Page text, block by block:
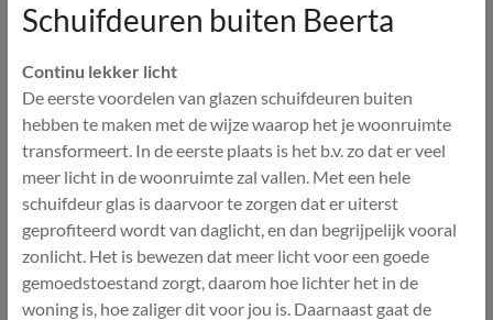
Schuifdeuren buiten Beerta
Continu lekker licht
De eerste voordelen van glazen schuifdeuren buiten
hebben te maken met de wijze waarop het je woonruimte
transformeert. In de eerste plaats is het b.v. zo dat er veel
meer licht in de woonruimte zal vallen. Met een hele
schuifdeur glas is daarvoor te zorgen dat er uiterst
geprofiteerd wordt van daglicht, en dan begrijpelijk vooral
zonlicht. Het is bewezen dat meer licht voor een goede
gemoedstoestand zorgt, daarom hoe lichter het in de
woning is, hoe zaliger dit voor jou is. Daarnaast gaat de